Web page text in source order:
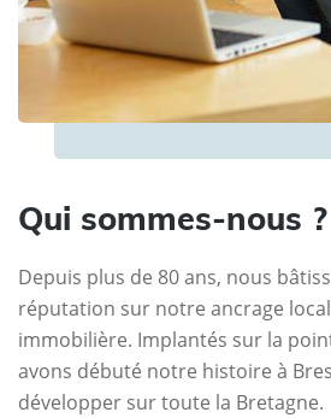
Qui sommes-nous ?
Depuis plus de 80 ans, nous
réputation sur notre ancrage
immobilière. Implantés sur la
avons débuté notre histoire à
développer sur toute la Bretagne.